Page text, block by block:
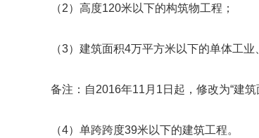
（2）高度120米以下的构筑物工程；
（3）建筑面积4万平方米以下的单体工业
备注：自2016年11月1日起，修改为“建筑
（4）单跨跨度39米以下的建筑工程。